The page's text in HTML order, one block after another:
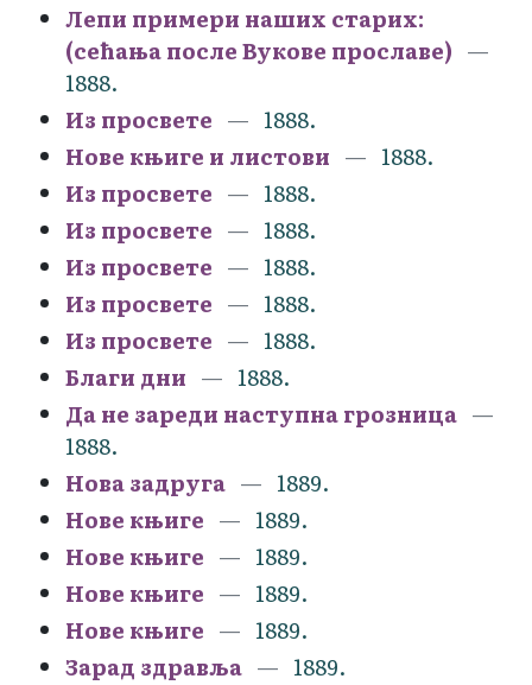
Лепи примери наших старих:
(сећања после Вукове прославе)
1888.
Из просвете
1888.
Нове књиге и листови
1888.
Из просвете
1888.
Из просвете
1888.
Из просвете
1888.
Из просвете
1888.
Из просвете
1888.
Благи дни
1888.
Да не зареди наступна грозница
1888.
Нова задруга
1889.
Нове књиге
1889.
Нове књиге
1889.
Нове књиге
1889.
Нове књиге
1889.
Зарад здравља
1889.